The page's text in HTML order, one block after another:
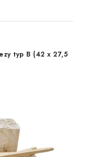
typ B (42 x 27,5